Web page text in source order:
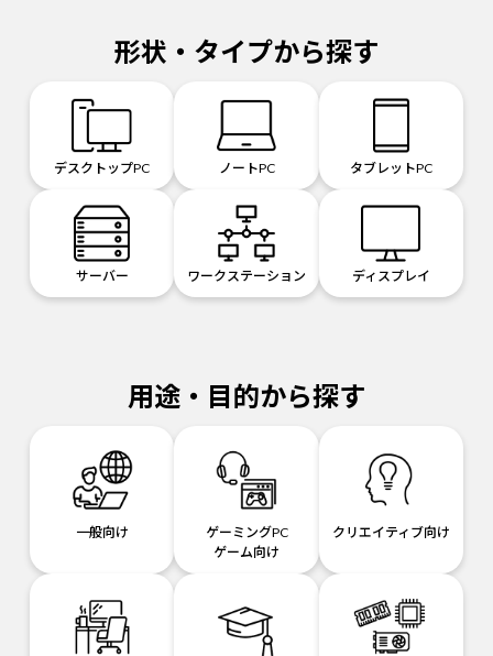
形状・タイプから探す
デスクトップPC ノートPC タブレットPC
サーバー ワークステーション ディスプレイ
用途・目的から探す
一般向け
ゲーミングPC
ゲーム向け
クリエイティブ向け